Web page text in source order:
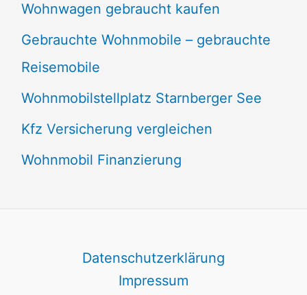
Wohnwagen gebraucht kaufen
Gebrauchte Wohnmobile – gebrauchte
Reisemobile
Wohnmobilstellplatz Starnberger See
Kfz Versicherung vergleichen
Wohnmobil Finanzierung
Datenschutzerklärung
Impressum